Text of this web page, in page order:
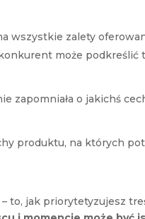
wszystkie zalety
może podkreślić
zapomniała o jakichś
produktu, na których
to, jak priorytetyzujesz